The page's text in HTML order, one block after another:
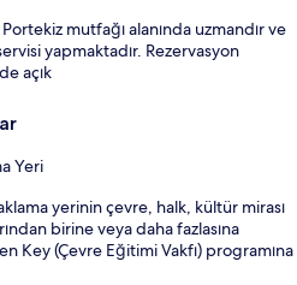
mutfağı alanında uzmandır ve
yapmaktadır. Rezervasyon
açık
Yeri
yerinin çevre, halk, kültür mirası
birine veya daha fazlasına
Key (Çevre Eğitimi Vakfı) programına